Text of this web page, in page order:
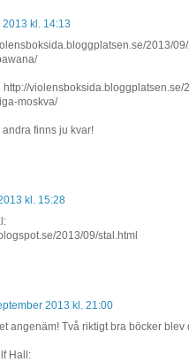
kl. 14:13
2013/09/
violensboksida.bloggplatsen.se/
moskva/
finns ju kvar!
kl. 15:28
2013/09/stal.html
2013 kl. 21:00
angenäm! Två riktigt bra böcker blev
Hall: